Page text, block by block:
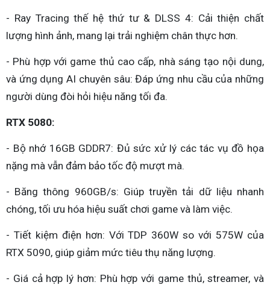
- Ray Tracing thế hệ thứ tư & DLSS 4: Cải thiện chất
lượng hình ảnh, mang lại trải nghiệm chân thực hơn.
- Phù hợp với game thủ cao cấp, nhà sáng tạo nội dung,
và ứng dụng AI chuyên sâu: Đáp ứng nhu cầu của những
người dùng đòi hỏi hiệu năng tối đa.
RTX 5080:
- Bộ nhớ 16GB GDDR7: Đủ sức xử lý các tác vụ đồ họa
nặng mà vẫn đảm bảo tốc độ mượt mà.
- Băng thông 960GB/s: Giúp truyền tải dữ liệu nhanh
chóng, tối ưu hóa hiệu suất chơi game và làm việc.
- Tiết kiệm điện hơn: Với TDP 360W so với 575W của
RTX 5090, giúp giảm mức tiêu thụ năng lượng.
- Giá cả hợp lý hơn: Phù hợp với game thủ, streamer, và